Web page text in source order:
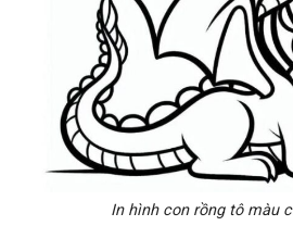
In hình con rồng tô màu